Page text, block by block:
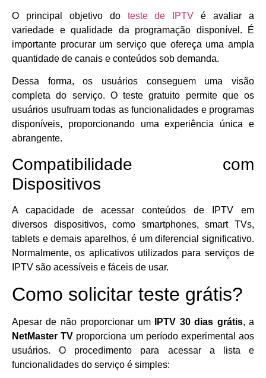
O principal objetivo do teste de IPTV é avaliar a
variedade e qualidade da programação disponível. É
importante procurar um serviço que ofereça uma ampla
quantidade de canais e conteúdos sob demanda.
Dessa forma, os usuários conseguem uma visão
completa do serviço. O teste gratuito permite que os
usuários usufruam todas as funcionalidades e programas
disponíveis, proporcionando uma experiência única e
abrangente.
Compatibilidade com
Dispositivos
A capacidade de acessar conteúdos de IPTV em
diversos dispositivos, como smartphones, smart TVs,
tablets e demais aparelhos, é um diferencial significativo.
Normalmente, os aplicativos utilizados para serviços de
IPTV são acessíveis e fáceis de usar.
Como solicitar teste grátis?
Apesar de não proporcionar um IPTV 30 dias grátis, a
NetMaster TV proporciona um período experimental aos
usuários. O procedimento para acessar a lista e
funcionalidades do serviço é simples: